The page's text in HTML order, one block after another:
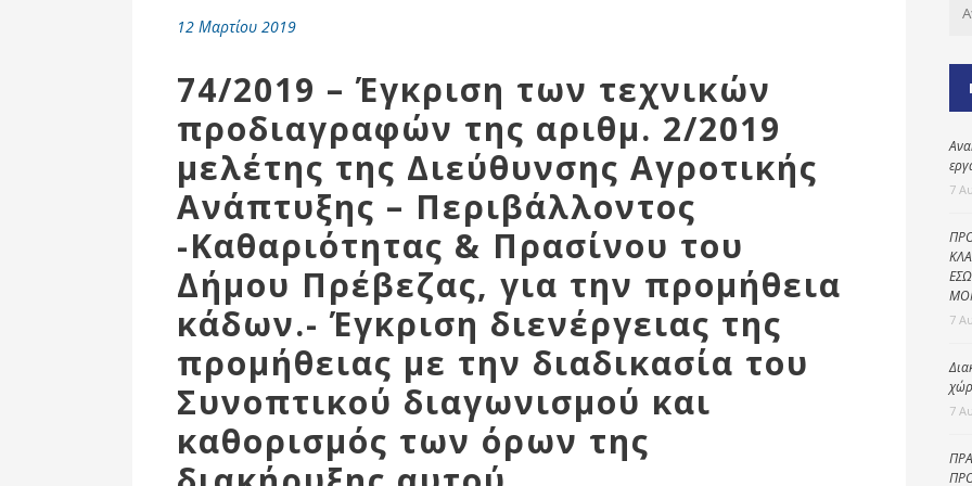
Παιδικοί σταθμοί
Αθλητικές
Υποδομές
Εκδηλώσεις
12 Μαρτίου 2019
74/2019 – Έγκριση των τεχνικών
προδιαγραφών της αριθμ. 2/2019
μελέτης της Διεύθυνσης Αγροτικής
Ανάπτυξης – Περιβάλλοντος
-Καθαριότητας & Πρασίνου του
Δήμου Πρέβεζας, για την προμήθεια
κάδων.- Έγκριση διενέργειας της
προμήθειας με την διαδικασία του
Συνοπτικού διαγωνισμού και
καθορισμός των όρων της
7
7
7